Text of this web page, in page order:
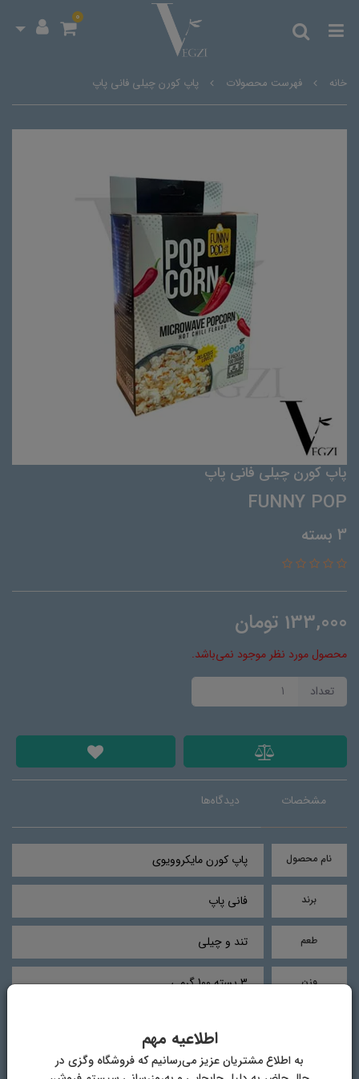
0
خانه فهرست محصولات پاپ کورن چیلی فانی پاپ
پاپ کورن چیلی فانی پاپ
FUNNY POP
3 بسته
133,000 تومان
محصول مورد نظر موجود نمی‌باشد.
تعداد
مشخصات دیدگاه‌ها
نام محصول پاپ کورن مایکروویوی
برند فانی پاپ
طعم تند و چیلی
وزن 3 بسته 100 گرمی
منع مصرف مناسب کودکان زیر 2 سال نمی‌باشد.
اطلاعیه مهم
به اطلاع مشتریان عزیز می‌رسانیم که فروشگاه وگزی در